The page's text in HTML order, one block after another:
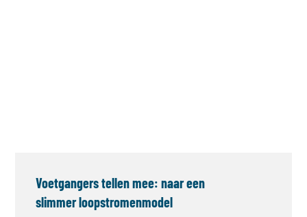
Voetgangers tellen mee: naar een
slimmer loopstromenmodel